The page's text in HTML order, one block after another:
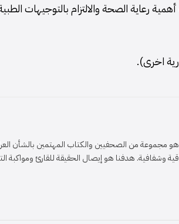
رعاية الصحة والالتزام بالتوجيهات
اخرى).
مجموعة من الصحفيين والكتاب المهتمين بالشأن
هدفنا هو إيصال الحقيقة للقارئ ومواكبة